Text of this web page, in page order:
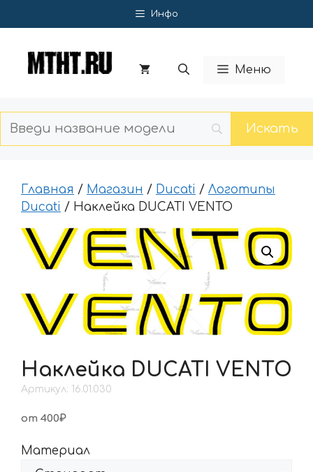
к
Инфо
Меню
Главная / Магазин / Ducati / Логотипы
Ducati / Наклейка DUCATI VENTO
Наклейка DUCATI VENTO
Артикул: 16.01.030
от 400₽
Материал